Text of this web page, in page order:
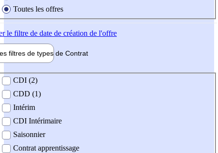
Toutes les offres
le filtre de date de création de l'offre
filtres de types de Contrat
contrat
CDI (2)
CDD (1)
Intérim
CDI Intérimaire
Saisonnier
Contrat apprentissage